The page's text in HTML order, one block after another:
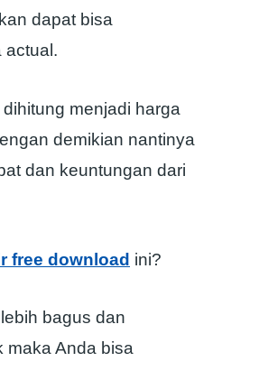
dapat bisa
actual.
menjadi harga
demikian nantinya
dan keuntungan dari
free download ini?
bagus dan
maka Anda bisa